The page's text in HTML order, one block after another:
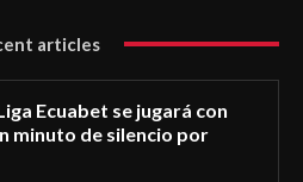
articles
Ecuabet se jugará con
minuto de silencio por